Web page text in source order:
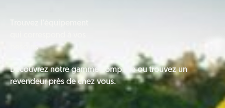
besoins
Découvrez notre gamme complète ou trouvez un
revendeur près de chez vous.